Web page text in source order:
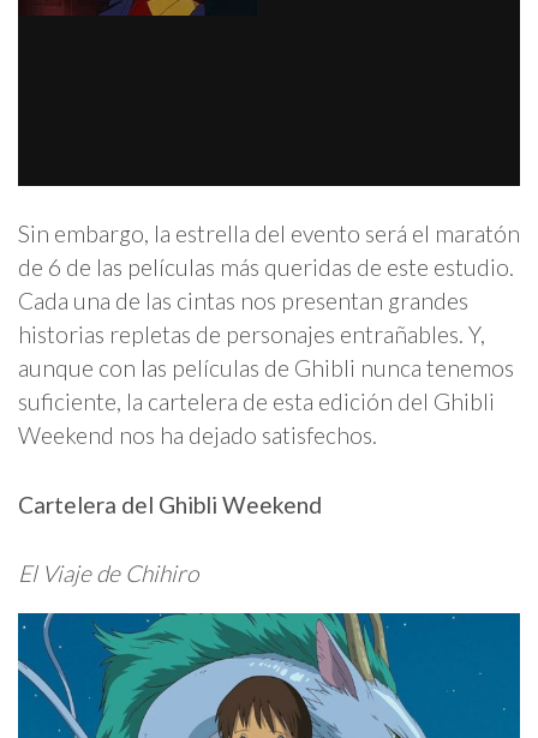
Sin embargo, la estrella del evento será el maratón
de 6 de las películas más queridas de este estudio.
Cada una de las cintas nos presentan grandes
historias repletas de personajes entrañables. Y,
aunque con las películas de Ghibli nunca tenemos
suficiente, la cartelera de esta edición del Ghibli
Weekend nos ha dejado satisfechos.
Cartelera del Ghibli Weekend
El Viaje de Chihiro